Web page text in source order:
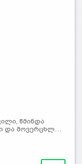
წმინდა
და მოვერცხლ…